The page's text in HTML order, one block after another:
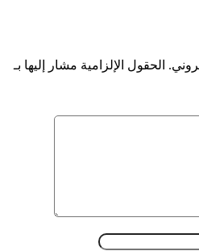
الحقول الإلزامية مشار إليها بـ